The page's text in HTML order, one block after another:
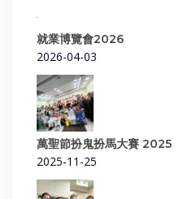
就業博覽會2026
2026-04-03
萬聖節扮鬼扮馬大賽 2025
2025-11-25